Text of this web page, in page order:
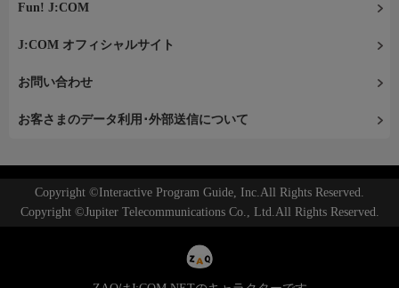
Fun! J:COM
J:COM オフィシャルサイト
お問い合わせ
お客さまのデータ利用･外部送信について
Copyright ©Interactive Program Guide, Inc.All Rights Reserved.
Copyright ©Jupiter Telecommunications Co., Ltd.All Rights Reserved.